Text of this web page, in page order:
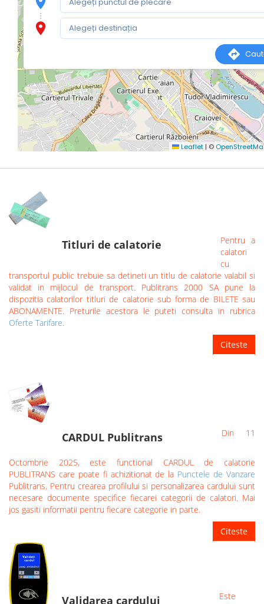
Titluri de calatorie
Pentru a
calatori
cu
transportul public trebuie sa detineti un titlu de calatorie valabil si
validat in mijlocul de transport. Publitrans 2000 SA pune la
dispozitia calatorilor titluri de calatorie sub forma de BILETE sau
ABONAMENTE. Preturile acestora le puteti consulta in rubrica
Oferte Tarifare.
Citeste
CARDUL Publitrans Din 11
Octombrie 2025, este functional CARDUL de calatorie
PUBLITRANS care poate fi achizitionat de la Punctele de Vanzare
Publitrans. Pentru crearea profilului si personalizarea cardului sunt
necesare documente specifice fiecarei categorii de calatori. Mai
jos gasiti informatii pentru fiecare categorie in parte.
Citeste
Validarea cardului Este